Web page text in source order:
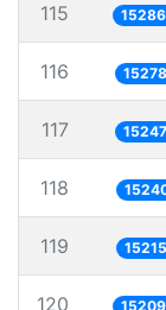
115
116
117
118
119
120